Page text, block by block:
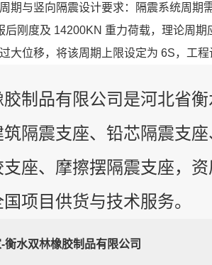
期与竖向隔震设计要求：隔震系统周期
后刚度及 14200KN 重力荷载，理论周
大位移，将该周期上限设定为 6S，工
制品有限公司是河北省
筑隔震支座、铅芯隔震支
座、摩擦摆隔震支座，
项目供货与技术服务。
衡水双林橡胶制品有限公司